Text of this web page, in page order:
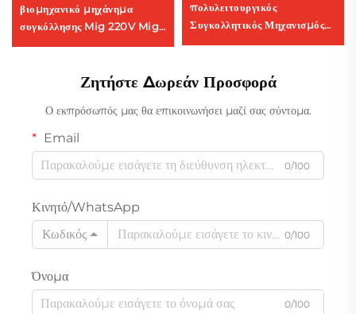
βιομηχανικό μηχάνημα
συγκόλλησης Mig 220V Mig-
μηχάνημα συγκόλλησης
πολυλειτουργικός
Συγκολλητικός Μηχανισμός
Σήματος, Μονή Συγκεραστική
Λειτουργία Παλμών
Ζητήστε Δωρεάν Προσφορά
Ο εκπρόσωπός μας θα επικοινωνήσει μαζί σας σύντομα.
Email
0/100
Κινητό/WhatsApp
Κωδικός
0/100
Όνομα
0/100